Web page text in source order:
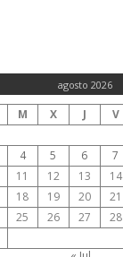
agosto 2026
M X J V
4 5 6 7
11 12 13 14
18 19 20 21
25 26 27 28